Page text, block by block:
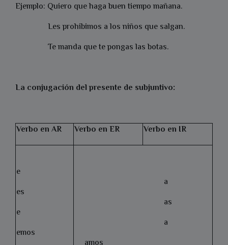
Ejemplo: Quiero que haga buen tiempo mañana.
Les prohibimos a los niños que salgan.
Te manda que te pongas las botas.
La conjugación del presente de subjuntivo:
Verbo en AR Verbo en ER Verbo en IR
e
es
e
emos
a
as
a